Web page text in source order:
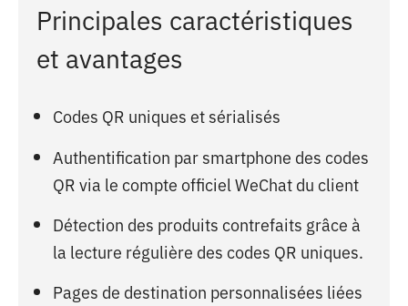
Principales caractéristiques
et avantages
Codes QR uniques et sérialisés
Authentification par smartphone des codes
QR via le compte officiel WeChat du client
Détection des produits contrefaits grâce à
la lecture régulière des codes QR uniques.
Pages de destination personnalisées liées